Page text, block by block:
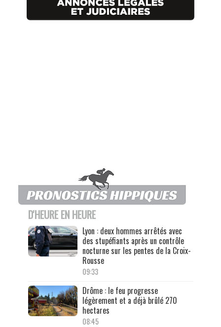
D'HEURE EN HEURE
Lyon : deux hommes arrêtés avec
des stupéfiants après un contrôle
nocturne sur les pentes de la Croix-
Rousse
09:33
Drôme : le feu progresse
légèrement et a déjà brûlé 270
hectares
08:45